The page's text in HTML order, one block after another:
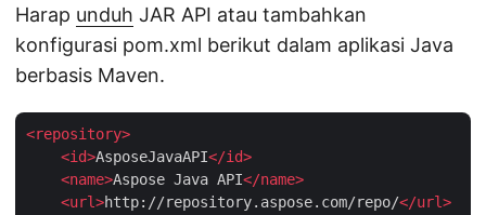
Harap unduh JAR API atau tambahkan
konfigurasi pom.xml berikut dalam aplikasi Java
berbasis Maven.
<repository>
<id>AsposeJavaAPI</id>
<name>Aspose Java API</name>
<url>http://repository.aspose.com/repo/</url>